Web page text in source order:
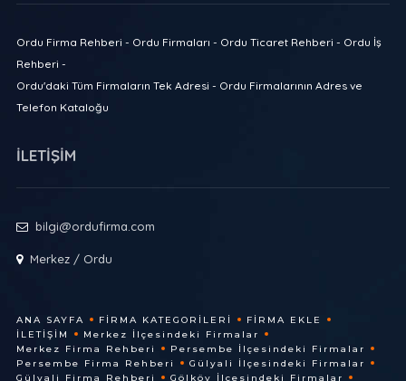
Ordu Firma Rehberi - Ordu Firmaları - Ordu Ticaret Rehberi - Ordu İş
Rehberi -
Ordu'daki Tüm Firmaların Tek Adresi - Ordu Firmalarının Adres ve
Telefon Kataloğu
İLETİŞİM
bilgi@ordufirma.com
Merkez / Ordu
ANA SAYFA FIRMA KATEGORILERI
FIRMA EKLE
İLETIŞIM
Merkez İlçesindeki Firmalar
Merkez Firma Rehberi
Persembe İlçesindeki Firmalar
Persembe Firma Rehberi
Gülyali İlçesindeki Firmalar
Gülyali Firma Rehberi
Gölköy İlçesindeki Firmalar